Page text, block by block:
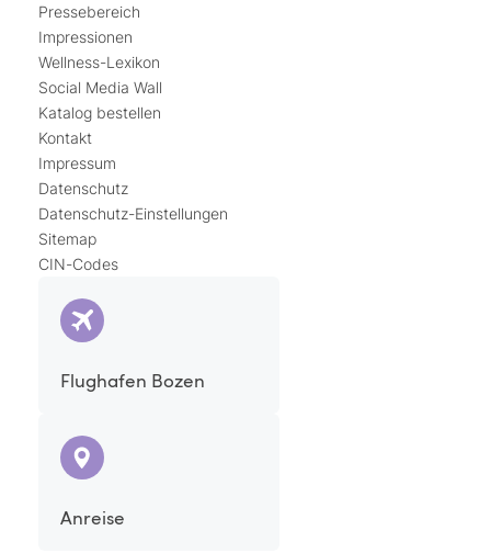
Pressebereich
Impressionen
Wellness-Lexikon
Social Media Wall
Katalog bestellen
Kontakt
Impressum
Datenschutz
Datenschutz-Einstellungen
Sitemap
CIN-Codes
Flughafen Bozen
Anreise